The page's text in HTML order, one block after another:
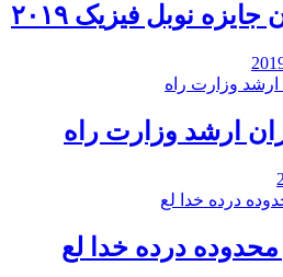
جایزه نوبل فیزیک ۲۰۱۹
ارشد وزارت راه
درده خدا لع